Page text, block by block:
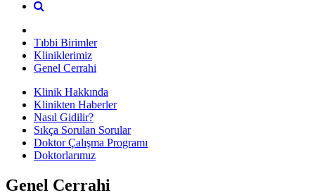
Tıbbi Birimler
Kliniklerimiz
Genel Cerrahi
Klinik Hakkında
Klinikten Haberler
Nasıl Gidilir?
Sıkça Sorulan Sorular
Doktor Çalışma Programı
Doktorlarımız
Genel Cerrahi